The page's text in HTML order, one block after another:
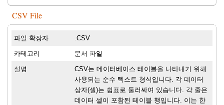
CSV File
파일 확장자 .CSV
카테고리 문서 파일
설명
CSV는 데이터베이스 테이블을 나타내기 위해
사용되는 순수 텍스트 형식입니다. 각 데이터
상자(셀)는 쉼표로 둘러싸여 있습니다. 각 줄은
데이터 셀이 포함된 테이블 행입니다. 이는 한